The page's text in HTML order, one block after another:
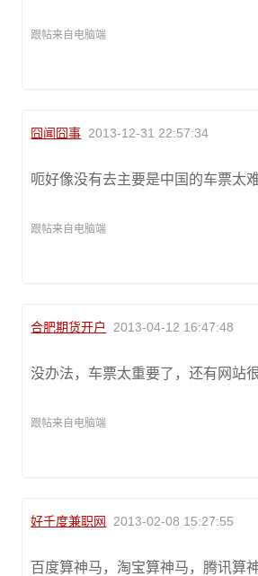
跟帖来自电脑端
囧闻囧事 2013-12-31 22:57:34
呃好像没有去主要是中国的车票太
跟帖来自电脑端
合肥期货开户 2013-04-12 16:47:48
没办法，车票太重要了，还有网站很
跟帖来自电脑端
好千度兼职网 2013-02-08 15:27:55
百度算神马，淘宝算神马，腾讯算